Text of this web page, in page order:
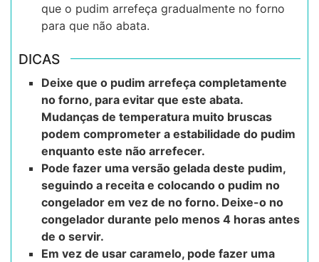
que o pudim arrefeça gradualmente no forno
para que não abata.
DICAS
Deixe que o pudim arrefeça completamente
no forno, para evitar que este abata.
Mudanças de temperatura muito bruscas
podem comprometer a estabilidade do pudim
enquanto este não arrefecer.
Pode fazer uma versão gelada deste pudim,
seguindo a receita e colocando o pudim no
congelador em vez de no forno. Deixe-o no
congelador durante pelo menos 4 horas antes
de o servir.
Em vez de usar caramelo, pode fazer uma